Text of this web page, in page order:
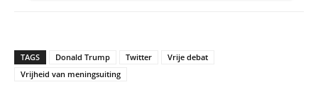
TAGS Donald Trump Twitter
Vrije debat
Vrijheid van meningsuiting